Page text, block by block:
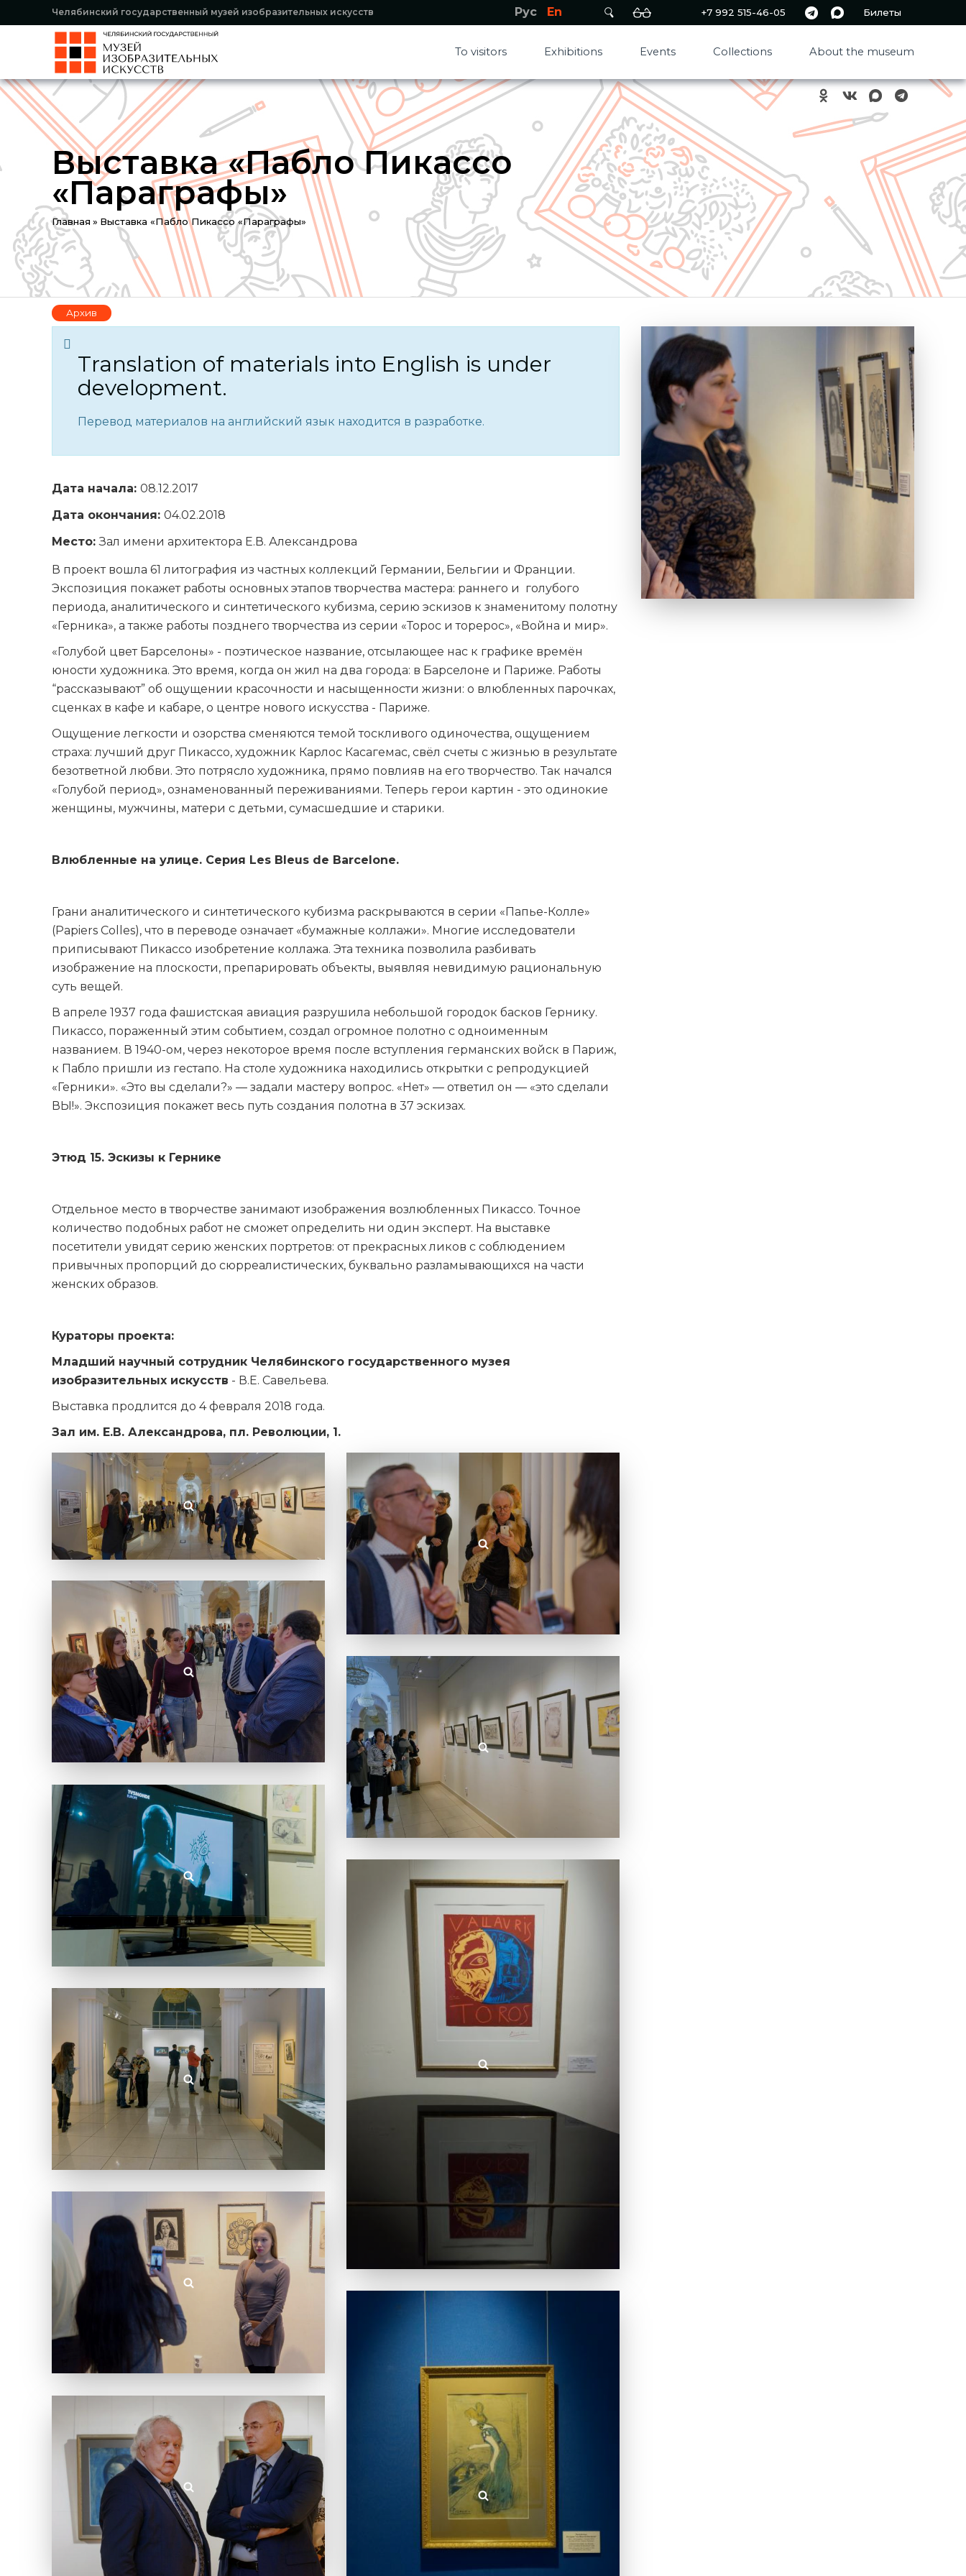
Челябинский государственный музей изобразительных искусств +7 992 515-46-05 Билеты
Рус En
To visitors Exhibitions Events Collections About the museum
Выставка «Пабло Пикассо
«Параграфы»
You
are
here
Главная » Выставка «Пабло Пикассо «Параграфы»
Translation of materials into English is under
development.
Перевод материалов на английский язык находится в разработке.
Архив
Дата начала: 08.12.2017
Дата окончания: 04.02.2018
Место:Зал имени архитектора Е.В. Александрова
В проект вошла 61 литография из частных коллекций Германии, Бельгии и Франции.
Экспозиция покажет работы основных этапов творчества мастера: раннего и голубого
периода, аналитического и синтетического кубизма, серию эскизов к знаменитому полотну
«Герника», а также работы позднего творчества из серии «Торос и торерос», «Война и мир».
«Голубой цвет Барселоны» - поэтическое название, отсылающее нас к графике времён
юности художника. Это время, когда он жил на два города: в Барселоне и Париже. Работы
“рассказывают” об ощущении красочности и насыщенности жизни: о влюбленных парочках,
сценках в кафе и кабаре, о центре нового искусства - Париже.
Ощущение легкости и озорства сменяются темой тоскливого одиночества, ощущением
страха: лучший друг Пикассо, художник Карлос Касагемас, свёл счеты с жизнью в результате
безответной любви. Это потрясло художника, прямо повлияв на его творчество. Так начался
«Голубой период», ознаменованный переживаниями. Теперь герои картин - это одинокие
женщины, мужчины, матери с детьми, сумасшедшие и старики.
Влюбленные на улице. Серия Les Bleus de Barcelone.
Грани аналитического и синтетического кубизма раскрываются в серии «Папье-Колле»
(Papiers Colles), что в переводе означает «бумажные коллажи». Многие исследователи
приписывают Пикассо изобретение коллажа. Эта техника позволила разбивать
изображение на плоскости, препарировать объекты, выявляя невидимую рациональную
суть вещей.
В апреле 1937 года фашистская авиация разрушила небольшой городок басков Гернику.
Пикассо, пораженный этим событием, создал огромное полотно с одноименным
названием. В 1940-ом, через некоторое время после вступления германских войск в Париж,
к Пабло пришли из гестапо. На столе художника находились открытки с репродукцией
«Герники». «Это вы сделали?» — задали мастеру вопрос. «Нет» — ответил он — «это сделали
ВЫ!». Экспозиция покажет весь путь создания полотна в 37 эскизах.
Этюд 15. Эскизы к Гернике
Отдельное место в творчестве занимают изображения возлюбленных Пикассо. Точное
количество подобных работ не сможет определить ни один эксперт. На выставке
посетители увидят серию женских портретов: от прекрасных ликов с соблюдением
привычных пропорций до сюрреалистических, буквально разламывающихся на части
женских образов.
Кураторы проекта:
Младший научный сотрудник Челябинского государственного музея
изобразительных искусств - В.Е. Савельева.
Выставка продлится до 4 февраля 2018 года.
Зал им. Е.В. Александрова, пл. Революции, 1.